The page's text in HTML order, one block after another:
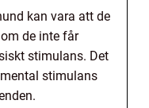
kan vara att de
de inte får
stimulans. Det
stimulans